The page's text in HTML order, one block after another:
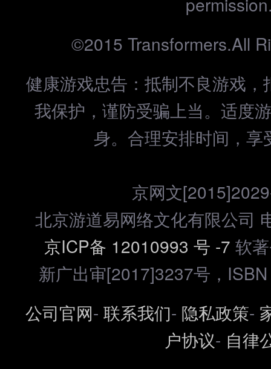
©2015 Transformers.All
健康游戏忠告：抵制不良游戏
我保护，谨防受骗上当。适度
身。合理安排时间，享
京网文
北京游道易网络文化有限公司
京ICP备 12010993 号 -7 软
新广出审[2017]3237号，
公司官网-联系我们- 隐私政策-
户协议- 自律